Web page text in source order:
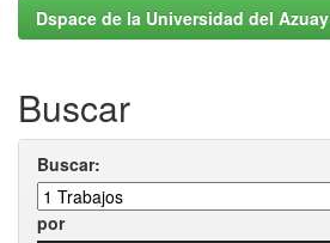
Dspace de la Universidad del Azuay
Buscar
Buscar:
por